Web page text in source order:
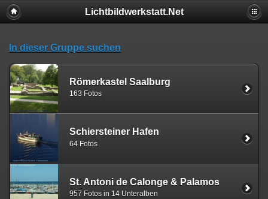
Lichtbildwerkstatt.Net
In dieser Gruppe suchen
Römerkastel Saalburg
163 Fotos
Schiersteiner Hafen
64 Fotos
St. Antoni de Calonge & Palamos
957 Fotos in 14 Unteralben